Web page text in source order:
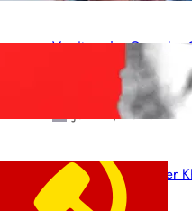
Vorsitzender Gonzalo:
Leben für die Partei
Revolution!
Juni 19, 2026
Beschluss des ZK der
des Heldentums